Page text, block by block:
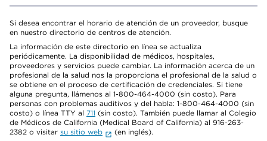
Si desea encontrar el horario de atención de un proveedor, busque
en nuestro directorio de centros de atención.
La información de este directorio en línea se actualiza
periódicamente. La disponibilidad de médicos, hospitales,
proveedores y servicios puede cambiar. La información acerca de un
profesional de la salud nos la proporciona el profesional de la salud o
se obtiene en el proceso de certificación de credenciales. Si tiene
alguna pregunta, llámenos al 1-800-464-4000 (sin costo). Para
personas con problemas auditivos y del habla: 1-800-464-4000 (sin
costo) o línea TTY al 711 (sin costo). También puede llamar al Colegio
de Médicos de California (Medical Board of California) al 916-263-
2382 o visitar su sitio web
(en inglés).